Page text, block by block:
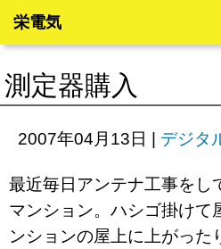
栄電気
測定器購入
2007年04月13日 | デジタ
最近毎日アンテナ工事をし
マンション。ハシゴ掛けて
ンションの屋上に上がった